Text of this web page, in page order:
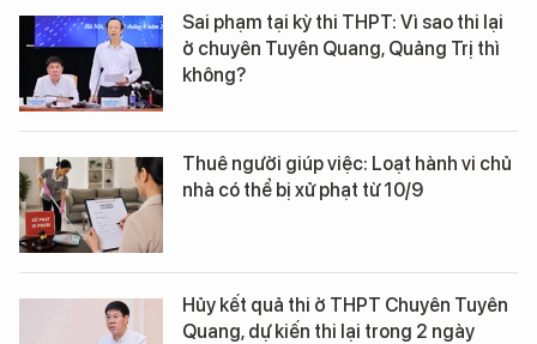
Sai phạm tại kỳ thi THPT: Vì sao thi lại
ở chuyên Tuyên Quang, Quảng Trị thì
không?
Thuê người giúp việc: Loạt hành vi chủ
nhà có thể bị xử phạt từ 10/9
Hủy kết quả thi ở THPT Chuyên Tuyên
Quang, dự kiến thi lại trong 2 ngày